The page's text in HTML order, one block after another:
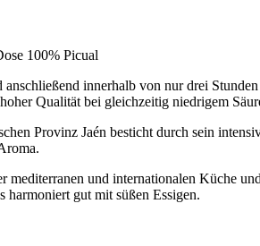
100% Picual
innerhalb von nur drei
Qualität bei gleichzeitig niedrigem
Provinz Jaén besticht durch sein
und internationalen Küche
gut mit süßen Essigen.